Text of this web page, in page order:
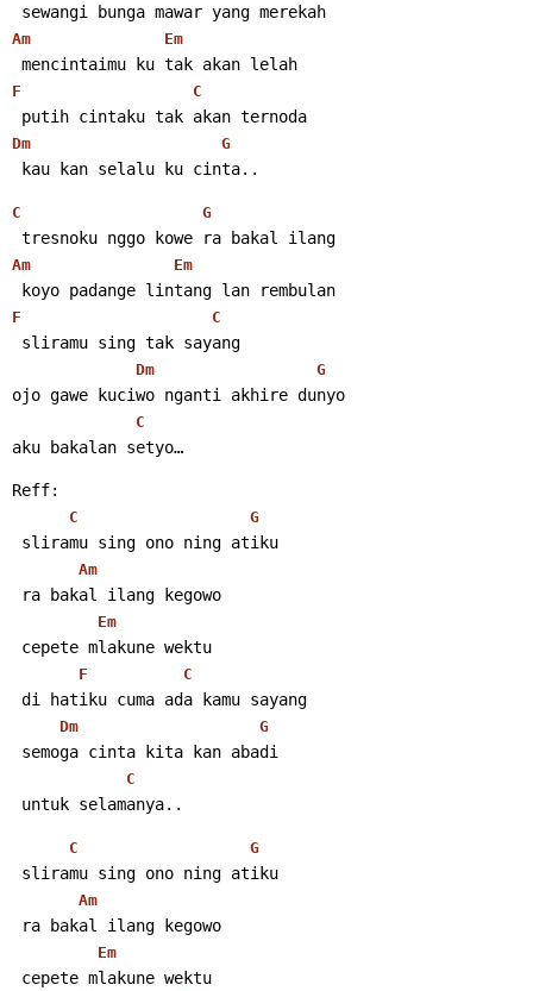
sewangi bunga mawar yang merekah
Am Em
mencintaimu ku tak akan lelah
F C
putih cintaku tak akan ternoda
Dm G
kau kan selalu ku cinta..
C G
tresnoku nggo kowe ra bakal ilang
Am Em
koyo padange lintang lan rembulan
F C
sliramu sing tak sayang
Dm G
ojo gawe kuciwo nganti akhire dunyo
C
aku bakalan setyo…
Reff:
C G
sliramu sing ono ning atiku
Am
ra bakal ilang kegowo
Em
cepete mlakune wektu
F C
di hatiku cuma ada kamu sayang
Dm G
semoga cinta kita kan abadi
C
untuk selamanya..
C G
sliramu sing ono ning atiku
Am
ra bakal ilang kegowo
Em
cepete mlakune wektu